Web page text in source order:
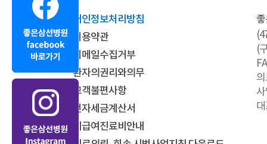
개인정보처리방침
이용약관
이메일수집거부
환자의권리와의무
고객불편사항
전자세금계산서
비급여진료비안내
(